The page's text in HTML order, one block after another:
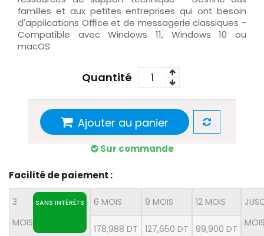
familles et aux petites entreprises qui ont besoin
d'applications Office et de messagerie classiques -
Compatible avec Windows 11, Windows 10 ou
macOS
Quantité
Ajouter au panier
Sur commande
Facilité de paiement :
3
MOIS
SANS INTÉRÊTS 6 MOIS
178,988 DT
9 MOIS
127,650 DT
12 MOIS
99,900 DT